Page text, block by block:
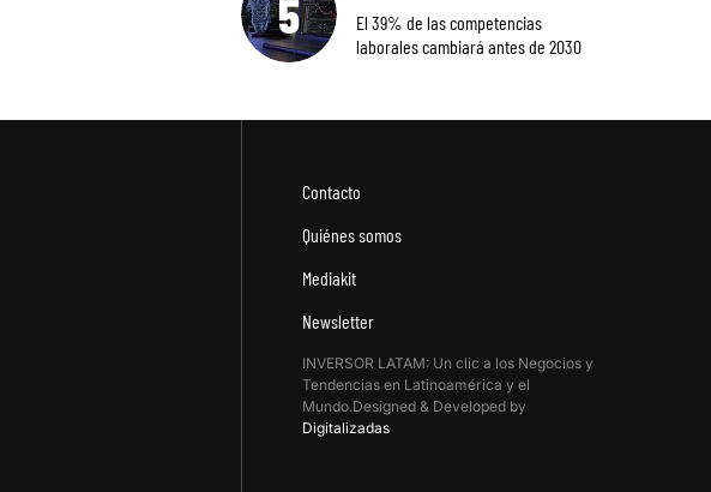
El 39% de las competencias
laborales cambiará antes de 2030
Contacto
Quiénes somos
Mediakit
Newsletter
INVERSOR LATAM: Un clic a los Negocios y
Tendencias en Latinoamérica y el
Mundo.Designed & Developed by
Digitalizadas